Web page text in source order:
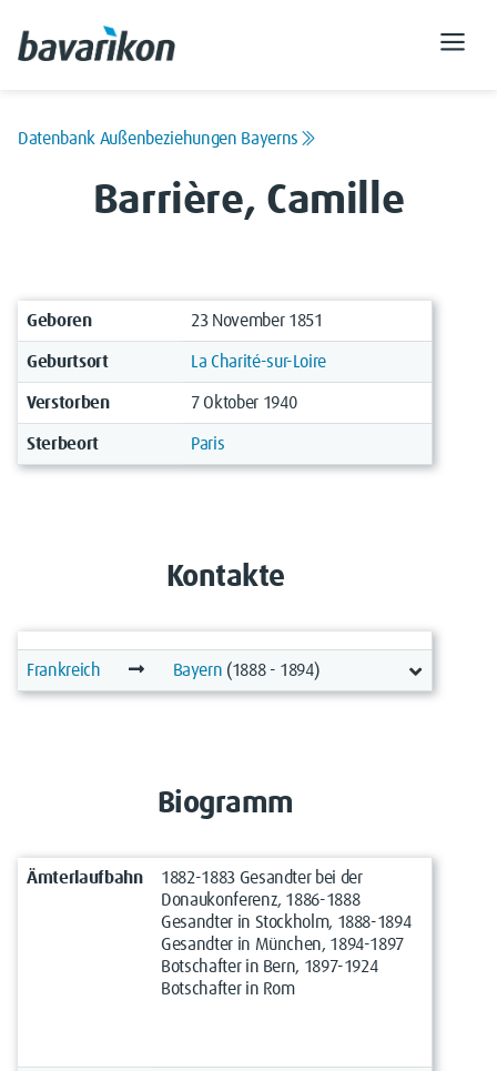
Datenbank Außenbeziehungen Bayerns
Barrière, Camille
Geboren 23 November 1851
Geburtsort La Charité-sur-Loire
Verstorben 7 Oktober 1940
Sterbeort Paris
Kontakte
Frankreich Bayern (1888 - 1894)
Biogramm
Ämterlaufbahn
1882-1883 Gesandter bei der
Donaukonferenz, 1886-1888
Gesandter in Stockholm, 1888-1894
Gesandter in München, 1894-1897
Botschafter in Bern, 1897-1924
Botschafter in Rom